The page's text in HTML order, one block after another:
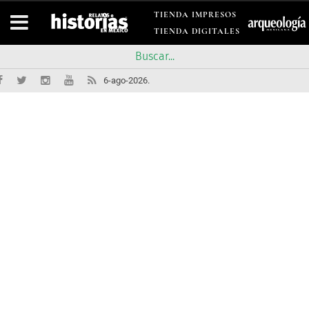
TIENDA IMPRESOS
TIENDA DIGITALES
6-ago-2026.